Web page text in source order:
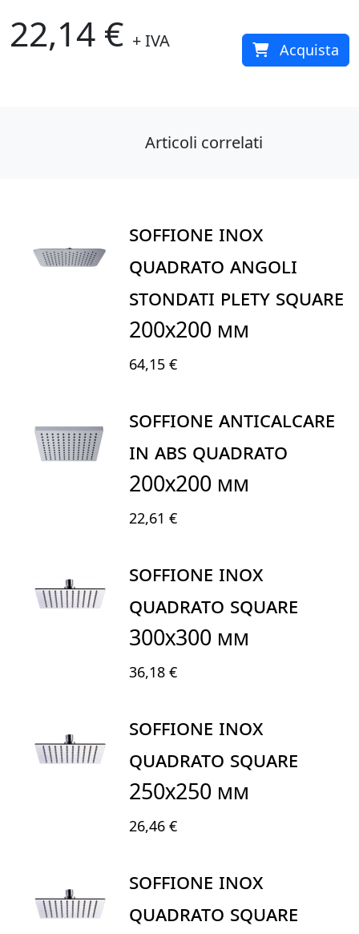
22,14 € + IVA Acquista
Articoli correlati
SOFFIONE INOX
QUADRATO ANGOLI
STONDATI PLETY SQUARE
200X200 mm
64,15 €
SOFFIONE ANTICALCARE
IN ABS QUADRATO
200X200 mm
22,61 €
SOFFIONE INOX
QUADRATO SQUARE
300x300 mm
36,18 €
SOFFIONE INOX
QUADRATO SQUARE
250x250 mm
26,46 €
SOFFIONE INOX
QUADRATO SQUARE